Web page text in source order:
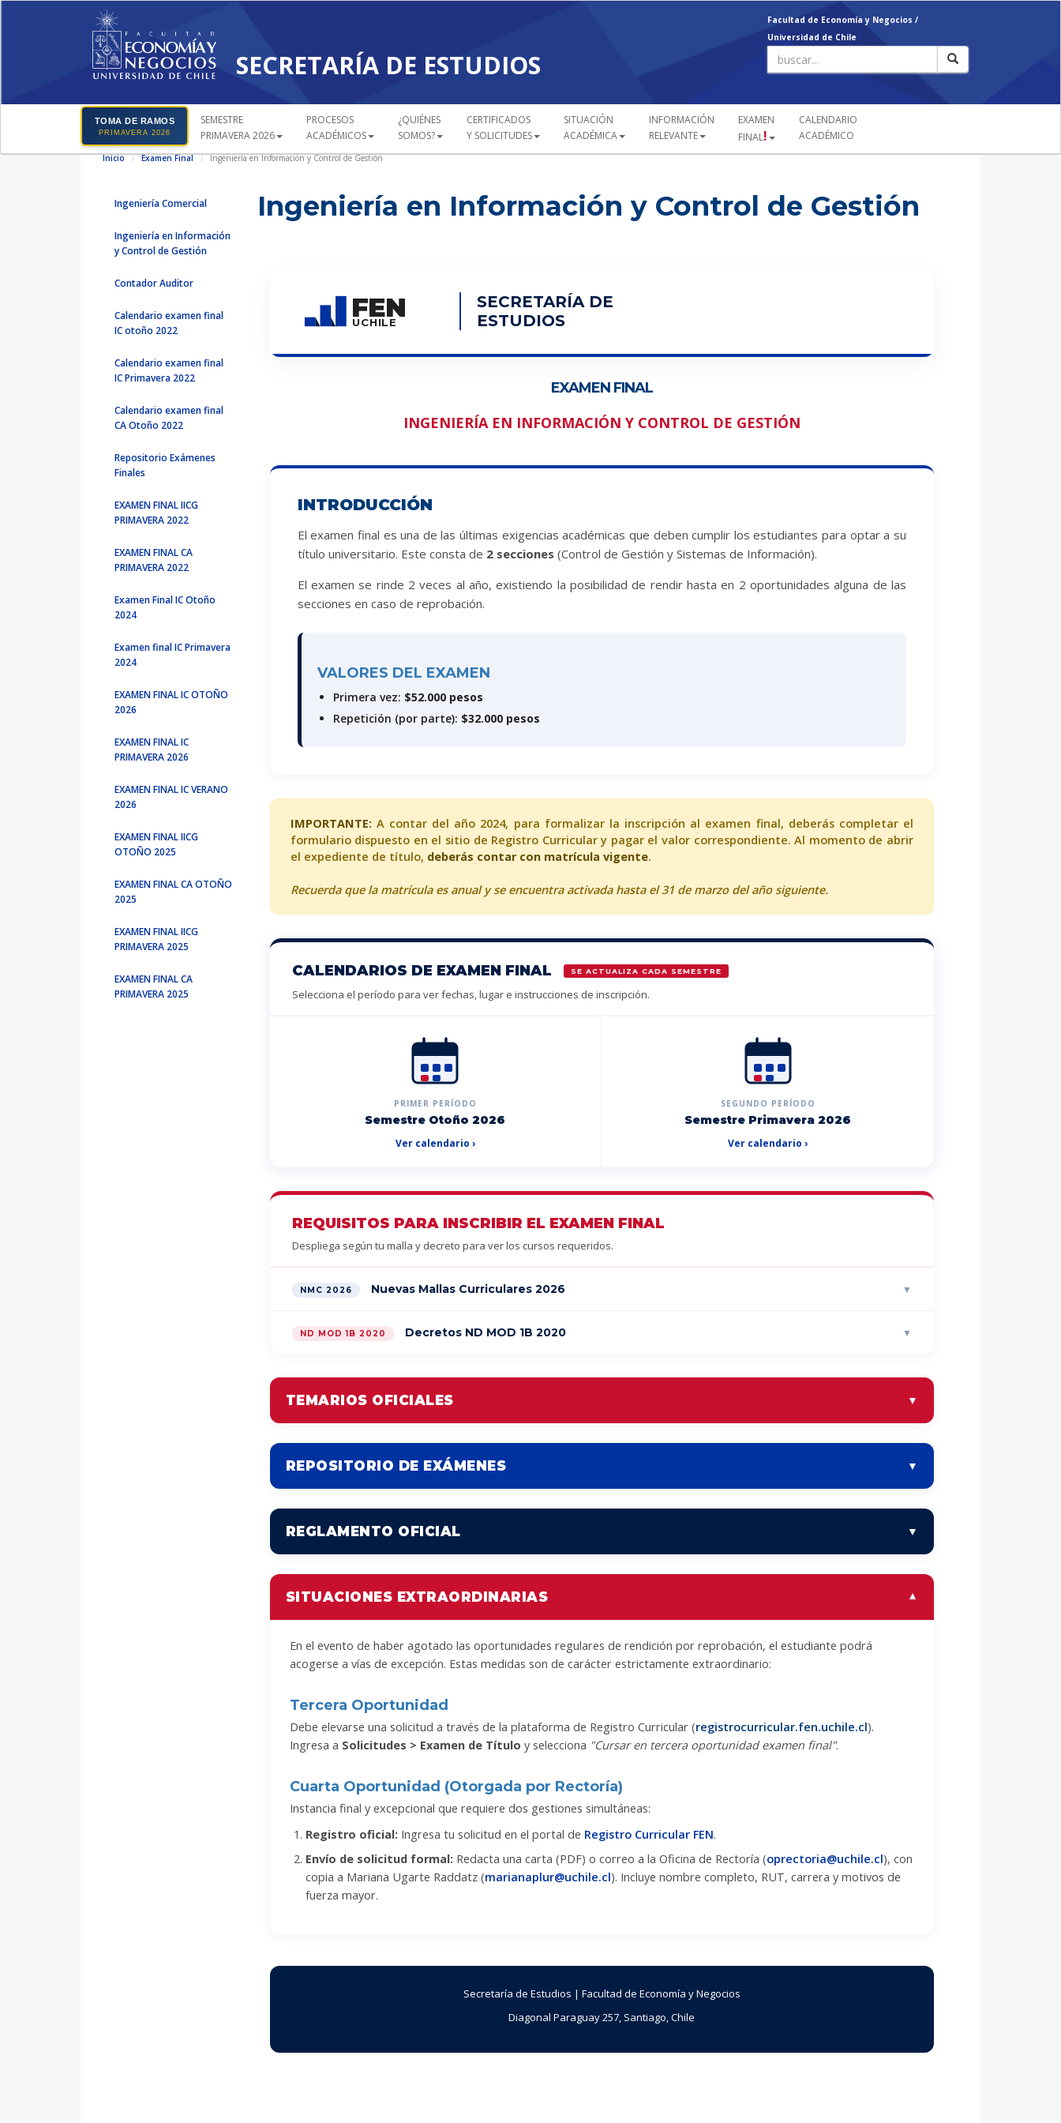
SECRETARÍA DE ESTUDIOS
Facultad de Economía y Negocios /
Universidad de Chile
TOMA DE RAMOS
PRIMAVERA 2026
SEMESTRE
PRIMAVERA 2026
PROCESOS
ACADÉMICOS
¿QUIÉNES
SOMOS?
CERTIFICADOS
Y SOLICITUDES
SITUACIÓN
ACADÉMICA
INFORMACIÓN
RELEVANTE
EXAMEN
FINAL!
CALENDARIO
ACADÉMICO
Inicio Examen Final Ingeniería en Información y Control de Gestión
Ingeniería Comercial
Ingeniería en Información
y Control de Gestión
Contador Auditor
Calendario examen final
IC otoño 2022
Calendario examen final
IC Primavera 2022
Calendario examen final
CA Otoño 2022
Repositorio Exámenes
Finales
EXAMEN FINAL IICG
PRIMAVERA 2022
EXAMEN FINAL CA
PRIMAVERA 2022
Examen Final IC Otoño
2024
Examen final IC Primavera
2024
EXAMEN FINAL IC OTOÑO
2026
EXAMEN FINAL IC
PRIMAVERA 2026
EXAMEN FINAL IC VERANO
2026
EXAMEN FINAL IICG
OTOÑO 2025
EXAMEN FINAL CA OTOÑO
2025
EXAMEN FINAL IICG
PRIMAVERA 2025
EXAMEN FINAL CA
PRIMAVERA 2025
Ingeniería en Información y Control de Gestión
FEN
UCHILE
SECRETARÍA DE
ESTUDIOS
EXAMEN FINAL
INGENIERÍA EN INFORMACIÓN Y CONTROL DE GESTIÓN
INTRODUCCIÓN
El examen final es una de las últimas exigencias académicas que deben cumplir los estudiantes para optar a su
título universitario. Este consta de 2 secciones (Control de Gestión y Sistemas de Información).
El examen se rinde 2 veces al año, existiendo la posibilidad de rendir hasta en 2 oportunidades alguna de las
secciones en caso de reprobación.
VALORES DEL EXAMEN
Primera vez: $52.000 pesos
Repetición (por parte): $32.000 pesos
IMPORTANTE: A contar del año 2024, para formalizar la inscripción al examen final, deberás completar el
formulario dispuesto en el sitio de Registro Curricular y pagar el valor correspondiente. Al momento de abrir
el expediente de título, deberás contar con matrícula vigente.
Recuerda que la matrícula es anual y se encuentra activada hasta el 31 de marzo del año siguiente.
CALENDARIOS DE EXAMEN FINAL SE ACTUALIZA CADA SEMESTRE
Selecciona el período para ver fechas, lugar e instrucciones de inscripción.
PRIMER PERÍODO
Semestre Otoño 2026
Ver calendario ›
SEGUNDO PERÍODO
Semestre Primavera 2026
Ver calendario ›
REQUISITOS PARA INSCRIBIR EL EXAMEN FINAL
Despliega según tu malla y decreto para ver los cursos requeridos.
NMC 2026 Nuevas Mallas Curriculares 2026
ND MOD 1B 2020 Decretos ND MOD 1B 2020
TEMARIOS OFICIALES
REPOSITORIO DE EXÁMENES
REGLAMENTO OFICIAL
SITUACIONES EXTRAORDINARIAS
En el evento de haber agotado las oportunidades regulares de rendición por reprobación, el estudiante podrá
acogerse a vías de excepción. Estas medidas son de carácter estrictamente extraordinario:
Tercera Oportunidad
Debe elevarse una solicitud a través de la plataforma de Registro Curricular (registrocurricular.fen.uchile.cl).
Ingresa a Solicitudes > Examen de Título y selecciona "Cursar en tercera oportunidad examen final".
Cuarta Oportunidad (Otorgada por Rectoría)
Instancia final y excepcional que requiere dos gestiones simultáneas:
Registro oficial: Ingresa tu solicitud en el portal de Registro Curricular FEN.
Envío de solicitud formal: Redacta una carta (PDF) o correo a la Oficina de Rectoría (oprectoria@uchile.cl), con
copia a Mariana Ugarte Raddatz (marianaplur@uchile.cl). Incluye nombre completo, RUT, carrera y motivos de
fuerza mayor.
Secretaría de Estudios | Facultad de Economía y Negocios
Diagonal Paraguay 257, Santiago, Chile